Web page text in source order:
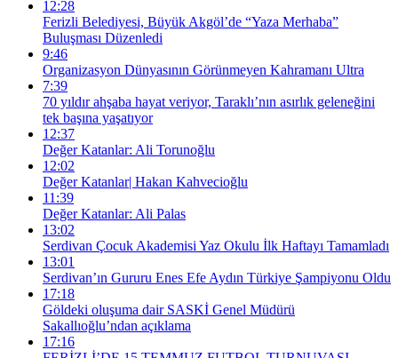
12:28
Ferizli Belediyesi, Büyük Akgöl’de “Yaza Merhaba”
Buluşması Düzenledi
9:46
Organizasyon Dünyasının Görünmeyen Kahramanı Ultra
7:39
70 yıldır ahşaba hayat veriyor, Taraklı’nın asırlık geleneğini
tek başına yaşatıyor
12:37
Değer Katanlar: Ali Torunoğlu
12:02
Değer Katanlar| Hakan Kahvecioğlu
11:39
Değer Katanlar: Ali Palas
13:02
Serdivan Çocuk Akademisi Yaz Okulu İlk Haftayı Tamamladı
13:01
Serdivan’ın Gururu Enes Efe Aydın Türkiye Şampiyonu Oldu
17:18
Göldeki oluşuma dair SASKİ Genel Müdürü
Sakallıoğlu’ndan açıklama
17:16